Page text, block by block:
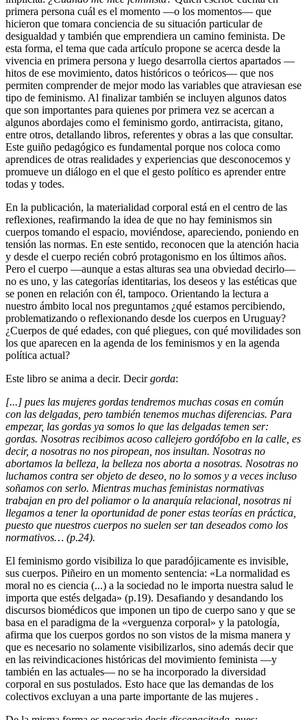
primera persona cuál es el momento —o los momentos— que
hicieron que tomara conciencia de su situación particular de
desigualdad y también que emprendiera un camino feminista. De
esta forma, el tema que cada artículo propone se acerca desde la
vivencia en primera persona y luego desarrolla ciertos apartados —
hitos de ese movimiento, datos históricos o teóricos— que nos
permiten comprender de mejor modo las variables que atraviesan ese
tipo de feminismo. Al finalizar también se incluyen algunos datos
que son importantes para quienes por primera vez se acercan a
algunos abordajes como el feminismo gordo, antirracista, gitano,
entre otros, detallando libros, referentes y obras a las que consultar.
Este guiño pedagógico es fundamental porque nos coloca como
aprendices de otras realidades y experiencias que desconocemos y
promueve un diálogo en el que el gesto político es aprender entre
todas y todes.
En la publicación, la materialidad corporal está en el centro de las
reflexiones, reafirmando la idea de que no hay feminismos sin
cuerpos tomando el espacio, moviéndose, apareciendo, poniendo en
tensión las normas. En este sentido, reconocen que la atención hacia
y desde el cuerpo recién cobró protagonismo en los últimos años.
Pero el cuerpo —aunque a estas alturas sea una obviedad decirlo—
no es uno, y las categorías identitarias, los deseos y las estéticas que
se ponen en relación con él, tampoco. Orientando la lectura a
nuestro ámbito local nos preguntamos ¿qué estamos percibiendo,
problematizando o reflexionando desde los cuerpos en Uruguay?
¿Cuerpos de qué edades, con qué pliegues, con qué movilidades son
los que aparecen en la agenda de los feminismos y en la agenda
política actual?
Este libro se anima a decir. Decirgorda:
[...] pues las mujeres gordas tendremos muchas cosas en común
con las delgadas, pero también tenemos muchas diferencias. Para
empezar, las gordas ya somos lo que las delgadas temen ser:
gordas. Nosotras recibimos acoso callejero gordófobo en la calle, es
decir, a nosotras no nos piropean, nos insultan. Nosotras no
abortamos la belleza, la belleza nos aborta a nosotras. Nosotras no
luchamos contra ser objeto de deseo, no lo somos y a veces incluso
soñamos con serlo. Mientras muchas feministas normativas
trabajan en pro del poliamor o la anarquía relacional, nosotras ni
llegamos a tener la oportunidad de poner estas teorías en práctica,
puesto que nuestros cuerpos no suelen ser tan deseados como los
normativos… (p.24).
El feminismo gordo visibiliza lo que paradójicamente es invisible,
sus cuerpos. Piñeiro en un momento sentencia: «La normalidad es
moral no es ciencia (...) a la sociedad no le importa nuestra salud le
importa que estés delgada» (p.19). Desafiando y desandando los
discursos biomédicos que imponen un tipo de cuerpo sano y que se
basa en el paradigma de la «verguenza corporal» y la patología,
afirma que los cuerpos gordos no son vistos de la misma manera y
que es necesario no solamente visibilizarlos, sino además decir que
en las reivindicaciones históricas del movimiento feminista —y
también en las actuales— no se ha incorporado la diversidad
corporal en sus postulados. Esto hace que las demandas de los
colectivos excluyan a una parte importante de las mujeres .